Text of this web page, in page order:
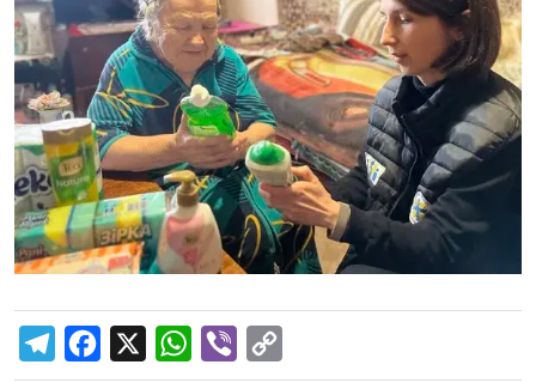
e
a
W
h
i
o